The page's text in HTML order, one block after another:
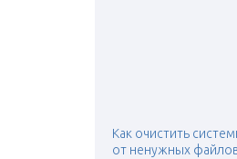
Как очистить
от ненужных